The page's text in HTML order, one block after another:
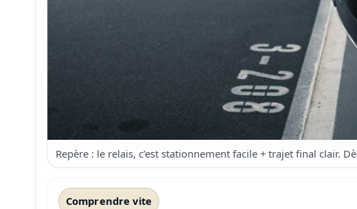
Repère : le relais, c’est stationnement facile + trajet final clair.
Comprendre vite